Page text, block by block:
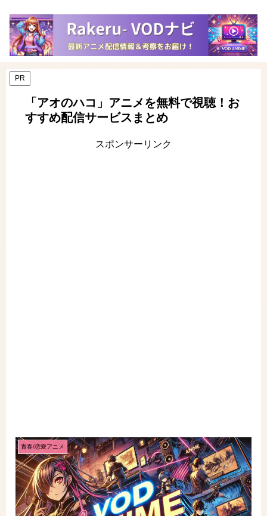
PR
「アオのハコ」アニメを無料で視聴！お
すすめ配信サービスまとめ
スポンサーリンク
青春/恋愛アニメ